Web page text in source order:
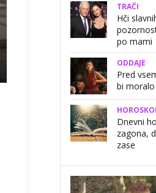
TRAČI
Hči
po mami
ODDAJE
Pred
bi
Dnevni
zagona,
zase